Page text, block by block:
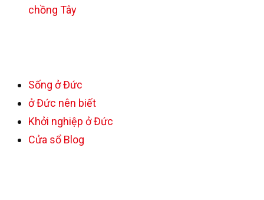
chồng Tây
Sống ở Đức
ở Đức nên biết
Khởi nghiệp ở Đức
Cửa sổ Blog